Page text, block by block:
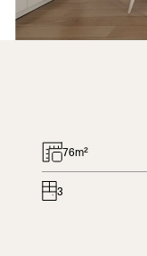
76m²
3